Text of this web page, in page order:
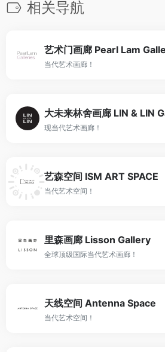
相关导航
艺术门画廊 Pearl Lam
当代艺术画廊！
大未来林舍画廊 LIN & LIN
现当代艺术画廊！
艺森空间 ISM ART SPACE
当代艺术空间！
里森画廊 Lisson Gallery
全球顶级国际当代艺术画廊！
天线空间 Antenna Space
当代艺术空间！